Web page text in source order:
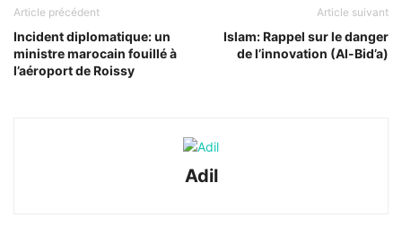
Article précédent
Incident diplomatique: un
ministre marocain fouillé à
l’aéroport de Roissy
Article suivant
Islam: Rappel sur le danger
de l’innovation (Al-Bid’a)
Adil